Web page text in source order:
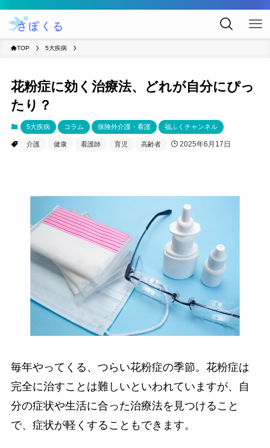
TOP 5大疾病
花粉症に効く治療法、どれが自分にぴっ
たり？
5大疾病 コラム 保険外介護・看護 福ふくチャンネル
介護 健康 看護師 育児 高齢者 2025年6月17日
毎年やってくる、つらい花粉症の季節。花粉症は
完全に治すことは難しいといわれていますが、自
分の症状や生活に合った治療法を見つけること
で、症状が軽くすることもできます。